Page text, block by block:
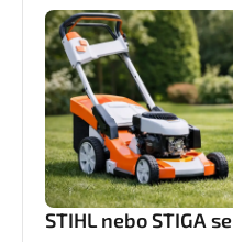
STIHL nebo STIGA